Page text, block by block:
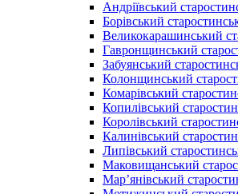
Андріївський
Борівський
Великокарашинський
Гавронщинський
Забуянський
Колонщинський
Комарівський
Копилівський
Королівський
Калинівський
Липівський
Маковищанський
Мар’янівський